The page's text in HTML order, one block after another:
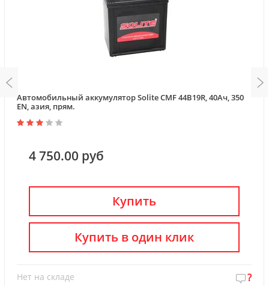
Автомобильный аккумулятор Solite CMF 44B19R, 40Ач, 350
EN, азия, прям.
4 750.00 руб
Купить
Нет на складе ?
Купить в один клик